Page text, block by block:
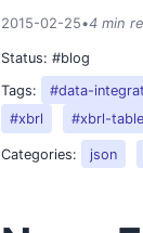
2015-02-25•4 min
Status:#blog
Tags:
#data-
#xbrl
#xbrl-
Categories: json